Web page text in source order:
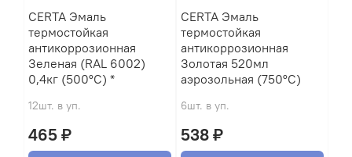
CERTA Эмаль
термостойкая
антикоррозионная
Зеленая (RAL 6002)
0,4кг (500°С) *
12шт. в уп.
465 ₽
CERTA Эмаль
термостойкая
антикоррозионная
Золотая 520мл
аэрозольная (750°С)
6шт. в уп.
538 ₽